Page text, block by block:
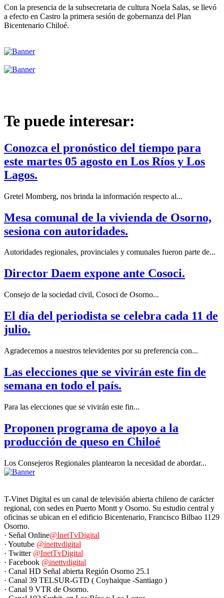
Con la presencia de la subsecretaria de cultura Noela Salas, se llevó
a efecto en Castro la primera sesión de gobernanza del Plan
Bicentenario Chiloé.
Te puede interesar:
Conozca el pronóstico del tiempo para
este martes 05 agosto en Los Ríos y Los
Lagos.
Gretel Momberg, nos brinda la información respecto al...
Mesa comunal de la vivienda de Osorno,
sesiona con autoridades.
Autoridades regionales, provinciales y comunales fueron parte de...
Director Daem expone ante Cosoci.
Consejo de la sociedad civil, Cosoci de Osorno...
El día del periodista se celebra cada 11 de
julio.
Agradecemos a nuestros televidentes por su preferencia con...
Las elecciones que se vivirán este fin de
semana en todo el país.
Para las elecciones que se vivirán este fin...
Proponen programa de apoyo a la
producción de queso en Chiloé
Los Consejeros Regionales plantearon la necesidad de abordar...
T-Vinet Digital es un canal de televisión abierta chileno de carácter
regional, con sedes en Puerto Montt y Osorno. Su estudio central y
oficinas se ubican en el edificio Bicentenario, Francisco Bilbao 1129
Osorno.
· Señal Online@InetTvDigital
· Youtube @inettvdigital
· Twitter @InetTvDigital
· Facebook @inettvdigital
· Canal HD Señal abierta Región Osorno 25.1
· Canal 39 TELSUR-GTD ( Coyhaique -Santiago )
· Canal 9 VTR de Osorno.